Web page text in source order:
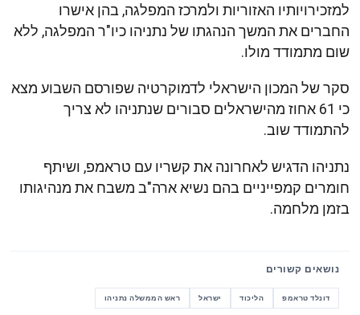
למזכירויותיו האזוריות ולמרכז המפלגה, בהן אישרו
החברים את המשך הנהגתו של נתניהו כיו"ר המפלגה, ללא
שום מתמודד מולו.
סקר של המכון הישראלי לדמוקרטיה שפורסם השבוע מצא
כי 61 אחוז מהישראלים סבורים שנתניהו לא צריך
להתמודד שוב.
נתניהו הדגיש לאחרונה את קשריו עם טראמפ, ושיתף
חומרים קמפייניים בהם נשיא ארה"ב משבח את מנהיגותו
בזמן מלחמה.
נושאים קשורים
דונלד טראמפ הליכוד ישראל ראש הממשלה נתניהו